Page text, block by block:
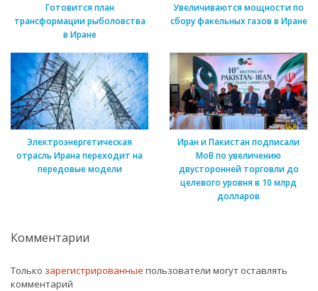
Готовится план
трансформации рыболовства
в Иране
Увеличиваются мощности по
сбору факельных газов в Иране
Электроэнергетическая
отрасль Ирана переходит на
передовые модели
Иран и Пакистан подписали
МоВ по увеличению
двусторонней торговли до
целевого уровня в 10 млрд
долларов
Комментарии
Только зарегистрированные пользователи могут оставлять
комментарий